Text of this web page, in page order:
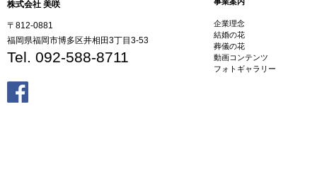
株式会社 美咲
〒812-0881
福岡県福岡市博多区井相田3丁目3-53
Tel. 092-588-8711
企業理念
結婚の花
葬儀の花
動画コンテンツ
フォトギャラリー